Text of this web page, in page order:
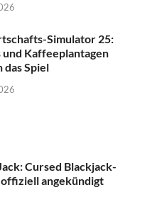
Simulator 25:
und Kaffeeplantagen
Spiel
Cursed Blackjack-
angekündigt